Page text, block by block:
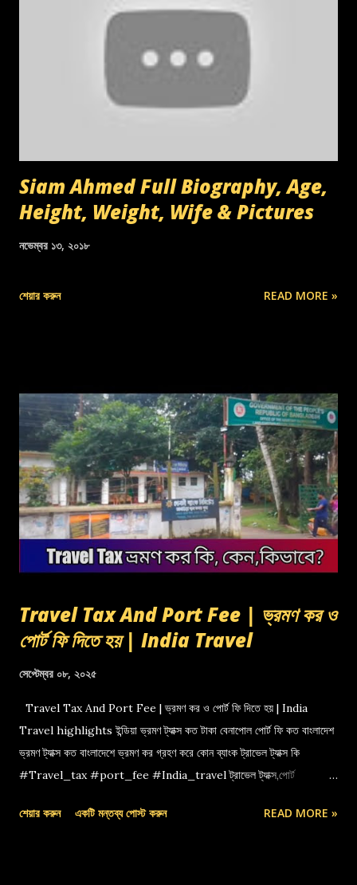
Siam Ahmed Full Biography, Age,
Height, Weight, Wife & Pictures
নভেম্বর ১৩, ২০১৮
শেয়ার করুন READ MORE »
Travel Tax And Port Fee | ভ্রমণ কর ও
পোর্ট ফি দিতে হয় | India Travel
সেপ্টেম্বর ০৮, ২০২৫
Travel Tax And Port Fee | ভ্রমণ কর ও পোর্ট ফি দিতে হয় | India
Travel highlights ইন্ডিয়া ভ্রমণ ট্যাক্স কত টাকা বেনাপোল পোর্ট ফি কত বাংলাদেশ
ভ্রমণ ট্যাক্স কত বাংলাদেশে ভ্রমণ কর গ্রহণ করে কোন ব্যাংক ট্রাভেল ট্যাক্স কি
#Travel_tax #port_fee #India_travel ট্রাভেল ট্যাক্স,পোর্ট
শেয়ার করুন একটি মন্তব্য পোস্ট করুন READ MORE »